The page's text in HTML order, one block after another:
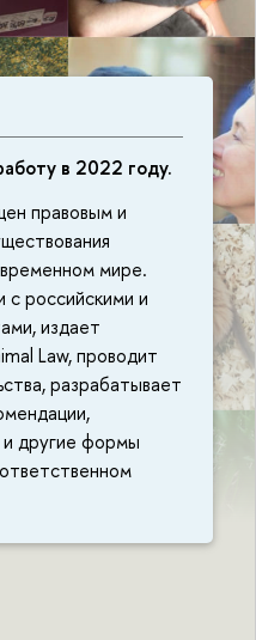
в 2022 году.
правовым и
мире.
российскими и
издает
Law, проводит
разрабатывает
и другие формы